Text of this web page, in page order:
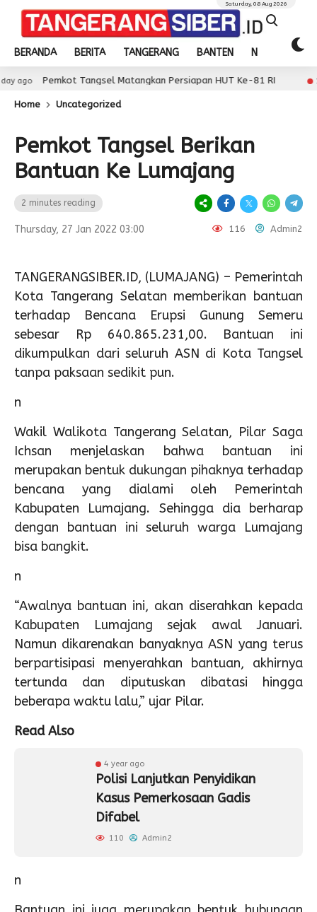
BERANDA BERITA TANGERANG BANTEN NASIONAL
Saturday, 08 Aug 2026
Tangsel Matangkan Persiapan HUT Ke-81 RI 1 day ago
Home Uncategorized
Pemkot Tangsel Berikan
Bantuan Ke Lumajang
2 minutes reading
Thursday, 27 Jan 2022 03:00 116 Admin2
TANGERANGSIBER.ID, (LUMAJANG) – Pemerintah
Kota Tangerang Selatan memberikan bantuan
terhadap Bencana Erupsi Gunung Semeru
sebesar Rp 640.865.231,00. Bantuan ini
dikumpulkan dari seluruh ASN di Kota Tangsel
tanpa paksaan sedikit pun.
n
Wakil Walikota Tangerang Selatan, Pilar Saga
Ichsan menjelaskan bahwa bantuan ini
merupakan bentuk dukungan pihaknya terhadap
bencana yang dialami oleh Pemerintah
Kabupaten Lumajang. Sehingga dia berharap
dengan bantuan ini seluruh warga Lumajang
bisa bangkit.
n
“Awalnya bantuan ini, akan diserahkan kepada
Kabupaten Lumajang sejak awal Januari.
Namun dikarenakan banyaknya ASN yang terus
berpartisipasi menyerahkan bantuan, akhirnya
tertunda dan diputuskan dibatasi hingga
beberapa waktu lalu,” ujar Pilar.
Read Also
4 year ago
Polisi Lanjutkan Penyidikan
Kasus Pemerkosaan Gadis
Difabel
110 Admin2
n